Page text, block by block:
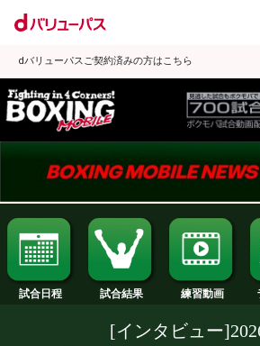
dバリューパスご契約済みの方はこちら